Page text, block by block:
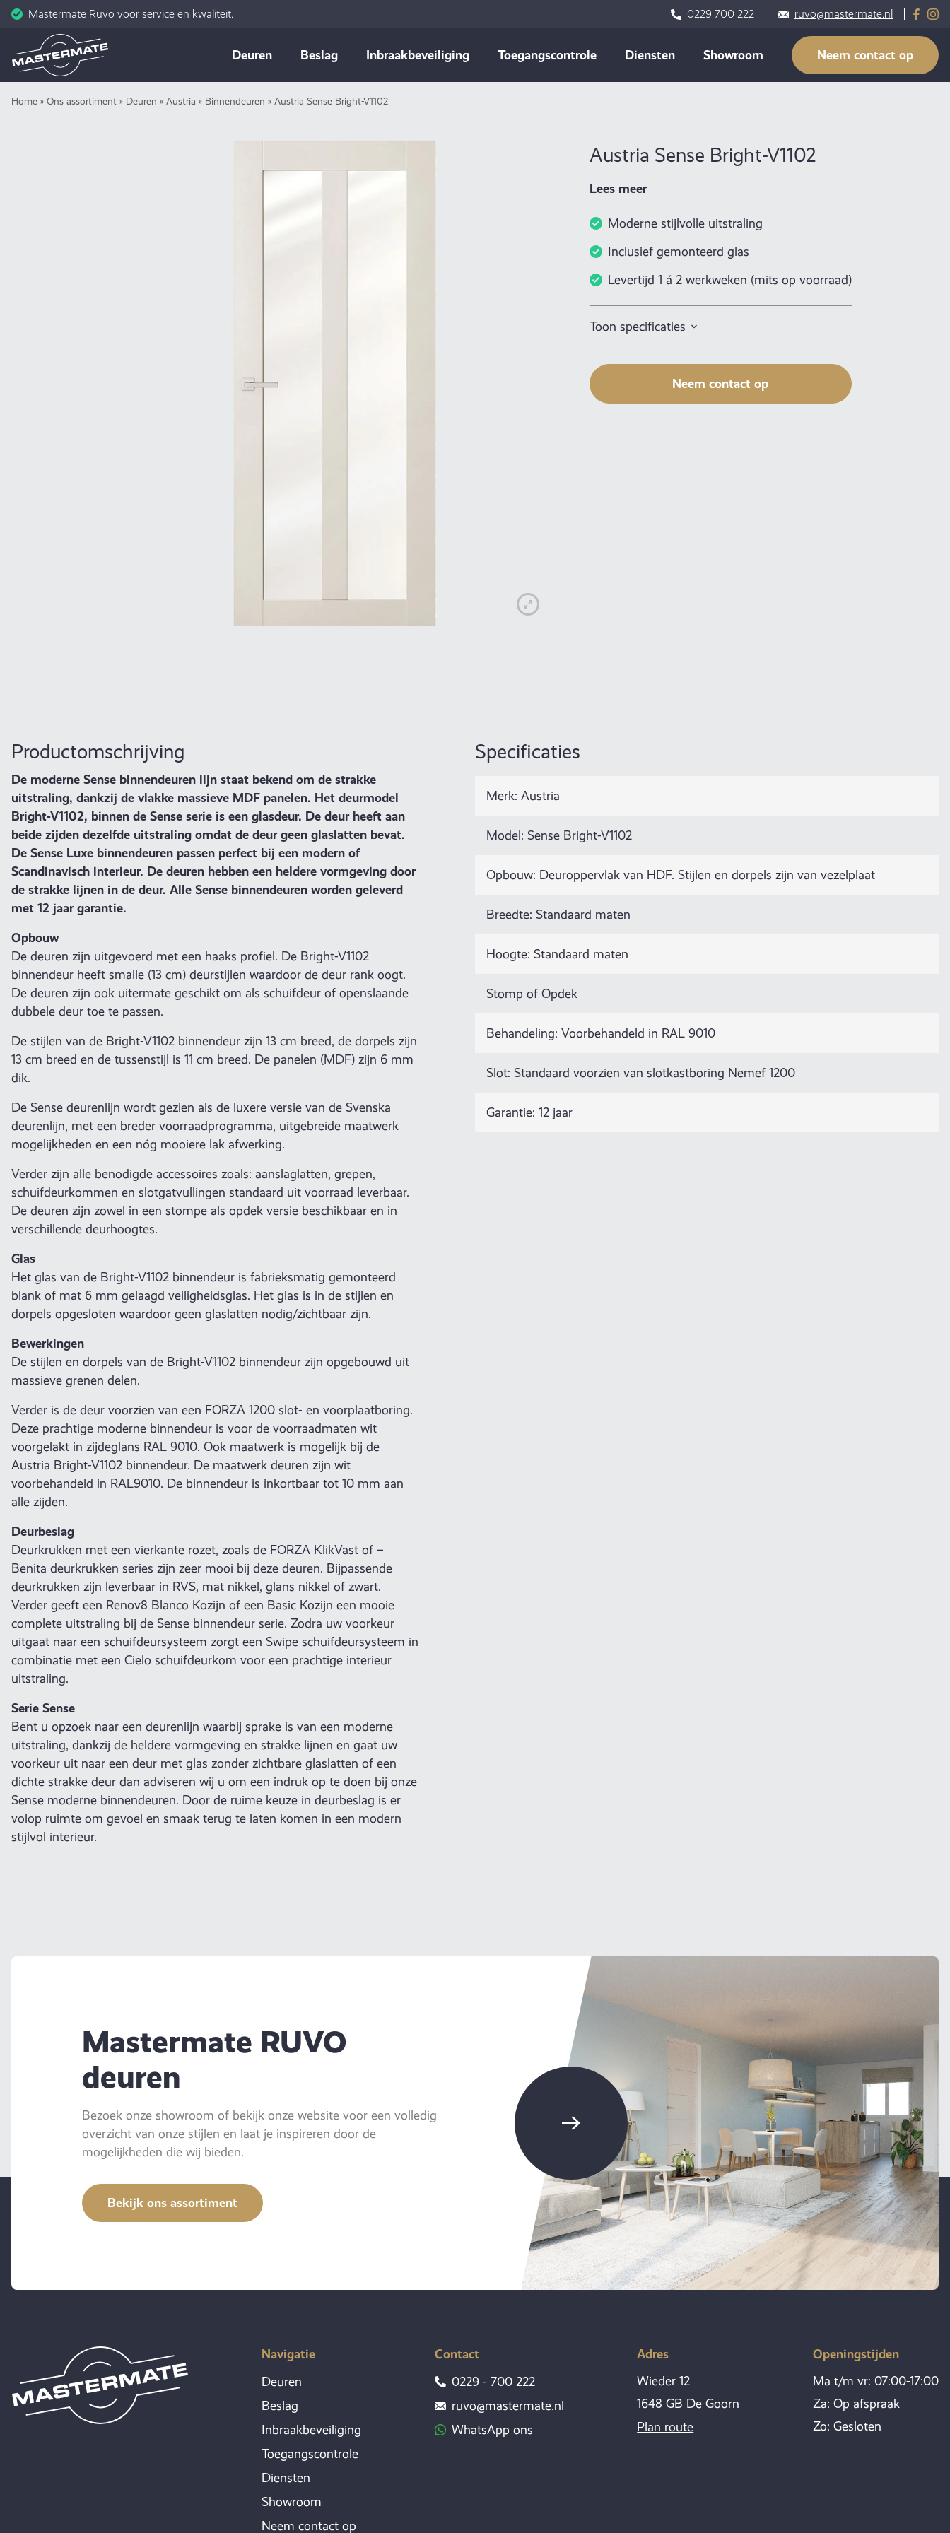
Mastermate Ruvo voor service en kwaliteit. 0229 700 222 ruvo@mastermate.nl
content
Deuren Beslag Inbraakbeveiliging Toegangscontrole Diensten Showroom Neem contact op
Home » Ons assortiment » Deuren » Austria » Binnendeuren » Austria Sense Bright-V1102
Austria Sense Bright-V1102
Lees meer
Moderne stijlvolle uitstraling
Inclusief gemonteerd glas
Levertijd 1 á 2 werkweken (mits op voorraad)
Toon specificaties
Neem contact op
Productomschrijving
De moderne Sense binnendeuren lijn staat bekend om de strakke
uitstraling, dankzij de vlakke massieve MDF panelen. Het deurmodel
Bright-V1102, binnen de Sense serie is een glasdeur. De deur heeft aan
beide zijden dezelfde uitstraling omdat de deur geen glaslatten bevat.
De Sense Luxe binnendeuren passen perfect bij een modern of
Scandinavisch interieur. De deuren hebben een heldere vormgeving door
de strakke lijnen in de deur. Alle Sense binnendeuren worden geleverd
met 12 jaar garantie.
Opbouw
De deuren zijn uitgevoerd met een haaks profiel. De Bright-V1102
binnendeur heeft smalle (13 cm) deurstijlen waardoor de deur rank oogt.
De deuren zijn ook uitermate geschikt om als schuifdeur of openslaande
dubbele deur toe te passen.
De stijlen van de Bright-V1102 binnendeur zijn 13 cm breed, de dorpels zijn
13 cm breed en de tussenstijl is 11 cm breed. De panelen (MDF) zijn 6 mm
dik.
De Sense deurenlijn wordt gezien als de luxere versie van de Svenska
deurenlijn, met een breder voorraadprogramma, uitgebreide maatwerk
mogelijkheden en een nóg mooiere lak afwerking.
Verder zijn alle benodigde accessoires zoals: aanslaglatten, grepen,
schuifdeurkommen en slotgatvullingen standaard uit voorraad leverbaar.
De deuren zijn zowel in een stompe als opdek versie beschikbaar en in
verschillende deurhoogtes.
Glas
Het glas van de Bright-V1102 binnendeur is fabrieksmatig gemonteerd
blank of mat 6 mm gelaagd veiligheidsglas. Het glas is in de stijlen en
dorpels opgesloten waardoor geen glaslatten nodig/zichtbaar zijn.
Bewerkingen
De stijlen en dorpels van de Bright-V1102 binnendeur zijn opgebouwd uit
massieve grenen delen.
Verder is de deur voorzien van een FORZA 1200 slot- en voorplaatboring.
Deze prachtige moderne binnendeur is voor de voorraadmaten wit
voorgelakt in zijdeglans RAL 9010. Ook maatwerk is mogelijk bij de
Austria Bright-V1102 binnendeur. De maatwerk deuren zijn wit
voorbehandeld in RAL9010. De binnendeur is inkortbaar tot 10 mm aan
alle zijden.
Deurbeslag
Deurkrukken met een vierkante rozet, zoals de FORZA KlikVast of –
Benita deurkrukken series zijn zeer mooi bij deze deuren. Bijpassende
deurkrukken zijn leverbaar in RVS, mat nikkel, glans nikkel of zwart.
Verder geeft een Renov8 Blanco Kozijn of een Basic Kozijn een mooie
complete uitstraling bij de Sense binnendeur serie. Zodra uw voorkeur
uitgaat naar een schuifdeursysteem zorgt een Swipe schuifdeursysteem in
combinatie met een Cielo schuifdeurkom voor een prachtige interieur
uitstraling.
Serie Sense
Bent u opzoek naar een deurenlijn waarbij sprake is van een moderne
uitstraling, dankzij de heldere vormgeving en strakke lijnen en gaat uw
voorkeur uit naar een deur met glas zonder zichtbare glaslatten of een
dichte strakke deur dan adviseren wij u om een indruk op te doen bij onze
Sense moderne binnendeuren. Door de ruime keuze in deurbeslag is er
volop ruimte om gevoel en smaak terug te laten komen in een modern
stijlvol interieur.
Specificaties
Merk: Austria
Model: Sense Bright-V1102
Opbouw: Deuroppervlak van HDF. Stijlen en dorpels zijn van vezelplaat
Breedte: Standaard maten
Hoogte: Standaard maten
Stomp of Opdek
Behandeling: Voorbehandeld in RAL 9010
Slot: Standaard voorzien van slotkastboring Nemef 1200
Garantie: 12 jaar
Mastermate RUVO
deuren
Bezoek onze showroom of bekijk onze website voor een volledig
overzicht van onze stijlen en laat je inspireren door de
mogelijkheden die wij bieden.
Bekijk ons assortiment
Navigatie
Deuren
Beslag
Inbraakbeveiliging
Toegangscontrole
Diensten
Showroom
Neem contact op
Contact
0229 - 700 222
ruvo@mastermate.nl
WhatsApp ons
Adres
Wieder 12
1648 GB De Goorn
Plan route
Openingstijden
Ma t/m vr: 07:00-17:00
Za: Op afspraak
Zo: Gesloten